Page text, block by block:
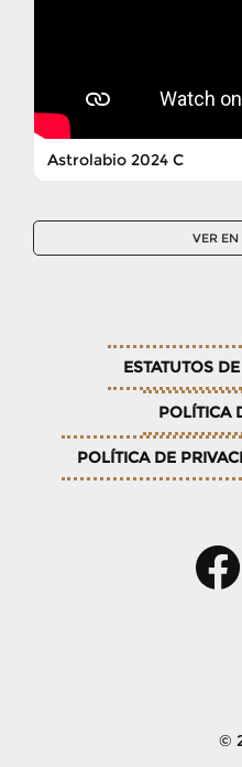
Astrolabio 2024 C
VER EN
ESTATUTOS
POLÍTICA
POLÍTICA DE
©